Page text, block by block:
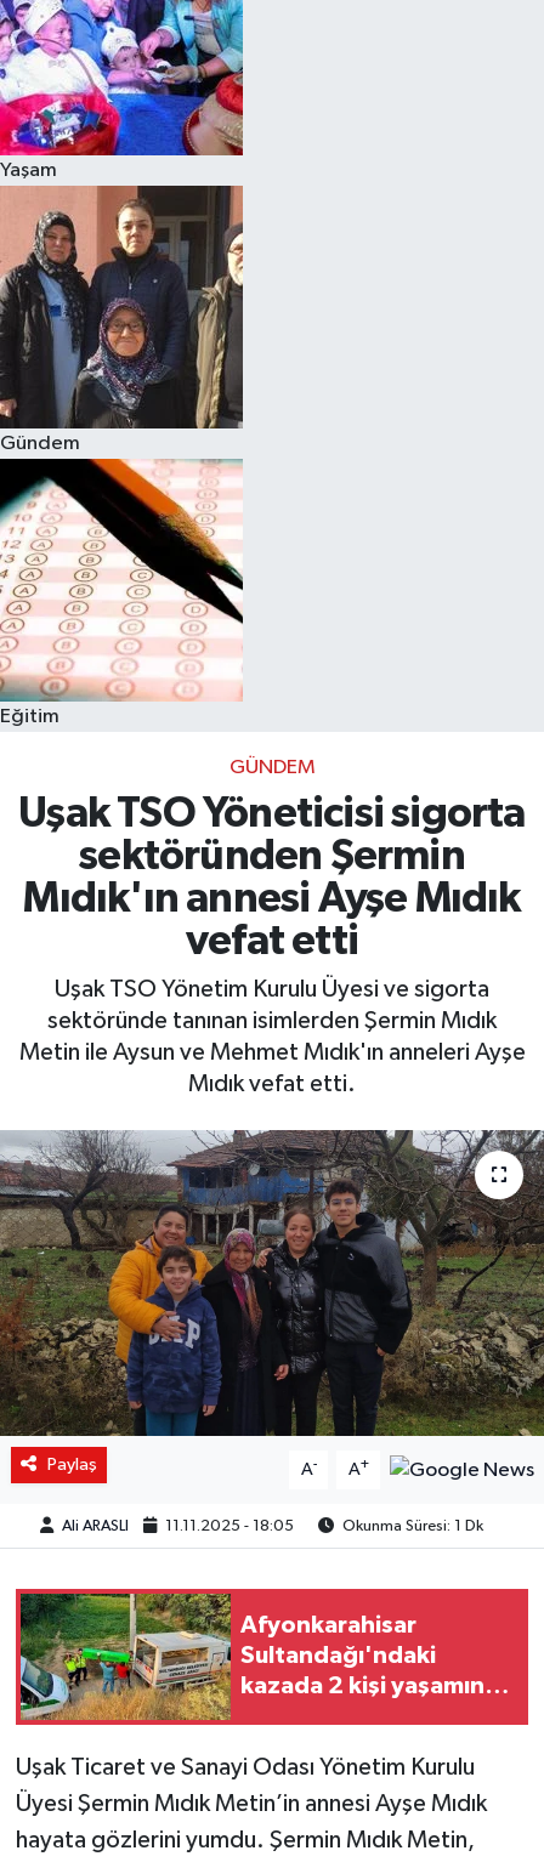
Yaşam
Gündem
Eğitim
GÜNDEM
Uşak TSO Yöneticisi sigorta
sektöründen Şermin
Mıdık'ın annesi Ayşe Mıdık
vefat etti
Uşak TSO Yönetim Kurulu Üyesi ve sigorta
sektöründe tanınan isimlerden Şermin Mıdık
Metin ile Aysun ve Mehmet Mıdık'ın anneleri Ayşe
Mıdık vefat etti.
Paylaş A- A+
Ali ARASLI 11.11.2025 - 18:05 Okunma Süresi: 1 Dk
Afyonkarahisar
Sultandağı'ndaki
kazada 2 kişi yaşamını
Uşak Ticaret ve Sanayi Odası Yönetim Kurulu
Üyesi Şermin Mıdık Metin’in annesi Ayşe Mıdık
hayata gözlerini yumdu. Şermin Mıdık Metin,